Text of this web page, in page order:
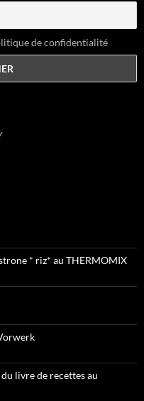
de confidentialité
* riz* au THERMOMIX
livre de recettes au